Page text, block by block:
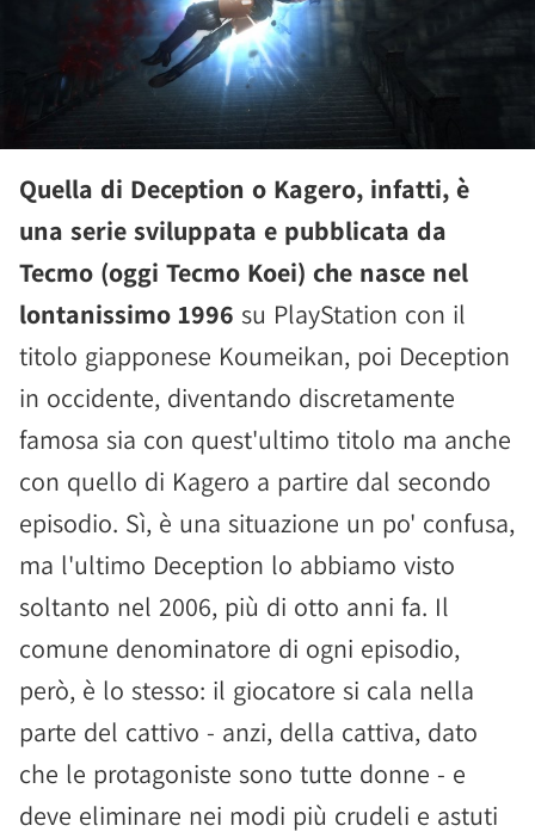
Quella di Deception o Kagero, infatti, è
una serie sviluppata e pubblicata da
Tecmo (oggi Tecmo Koei) che nasce nel
lontanissimo 1996 su PlayStation con il
titolo giapponese Koumeikan, poi Deception
in occidente, diventando discretamente
famosa sia con quest'ultimo titolo ma anche
con quello di Kagero a partire dal secondo
episodio. Sì, è una situazione un po' confusa,
ma l'ultimo Deception lo abbiamo visto
soltanto nel 2006, più di otto anni fa. Il
comune denominatore di ogni episodio,
però, è lo stesso: il giocatore si cala nella
parte del cattivo - anzi, della cattiva, dato
che le protagoniste sono tutte donne - e
deve eliminare nei modi più crudeli e astuti